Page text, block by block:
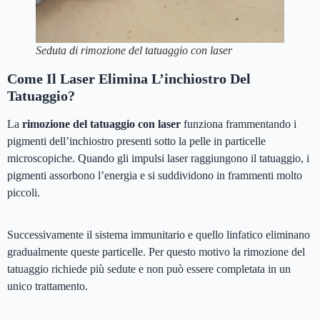
Seduta di rimozione del tatuaggio con laser
Come Il Laser Elimina L’inchiostro Del
Tatuaggio?
La rimozione del tatuaggio con laser funziona frammentando i
pigmenti dell’inchiostro presenti sotto la pelle in particelle
microscopiche. Quando gli impulsi laser raggiungono il tatuaggio, i
pigmenti assorbono l’energia e si suddividono in frammenti molto
piccoli.
Successivamente il sistema immunitario e quello linfatico eliminano
gradualmente queste particelle. Per questo motivo la rimozione del
tatuaggio richiede più sedute e non può essere completata in un
unico trattamento.